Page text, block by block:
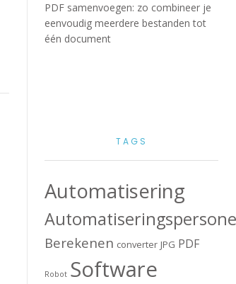
PDF samenvoegen: zo combineer je
eenvoudig meerdere bestanden tot
één document
TAGS
Automatisering
Berekenen converter JPG PDF
Robot Software